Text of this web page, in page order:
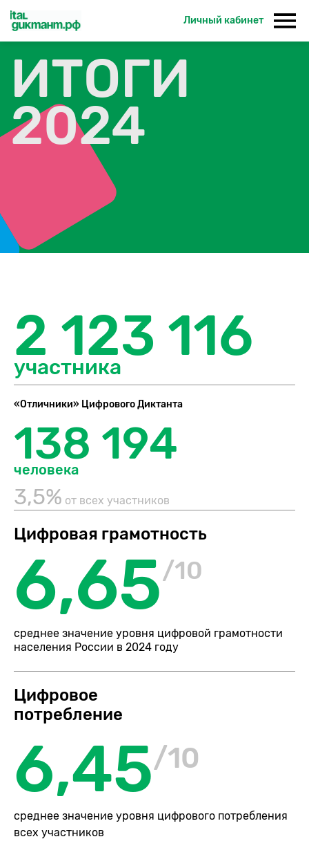
Личный кабинет
ИТОГИ
2024
2 123 116
участника
«Отличники» Цифрового Диктанта
138 194
человека
3,5% от всех участников
Цифровая грамотность
6,65/10
среднее значение уровня цифровой грамотности
населения России в 2024 году
Цифровое
потребление
6,45/10
среднее значение уровня цифрового потребления
всех участников